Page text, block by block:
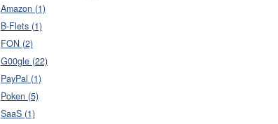
Amazon (1)
B-Flets (1)
FON (2)
G00gle (22)
PayPal (1)
Poken (5)
SaaS (1)